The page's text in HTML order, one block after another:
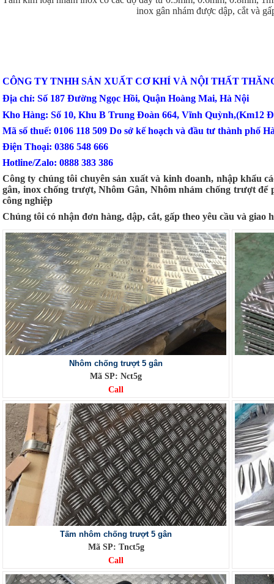
inox gân nhám được dập, cắt và
CÔNG TY TNHH SẢN XUẤT CƠ KHÍ VÀ NỘI THẤT
Địa chỉ: Số 187 Đường Ngọc Hồi, Quận Hoàng Mai, Hà Nội
Kho Hàng: Số 10, Khu B Trung Đoàn 664, Vĩnh Quỳnh,(Km12
Mã số thuế: 0106 118 509 Do sở kế hoạch và đầu tư thành phố
Điện Thoại: 0386 548 666
Hotline/Zalo: 0888 383 386
Công ty chúng tôi chuyên sản xuất và kinh doanh, nhập khẩu
gân, inox chống trượt, Nhôm Gân, Nhôm nhám chống trượt để
công nghiệp
Chúng tôi có nhận đơn hàng, dập, cắt, gấp theo yêu cầu và giao
Nhôm chống trượt 5 gân
Mã SP: Nct5g
Call
Tấm nhôm chống trượt 5 gân
Mã SP: Tnct5g
Call